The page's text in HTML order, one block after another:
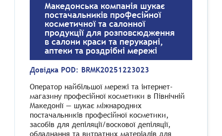
Македонська компанія шукає
постачальників професійної
косметичної та салонної
продукції для розповсюдження
в салони краси та перукарні,
аптеки та роздрібні мережі
Довідка POD: BRMK20251223023
Оператор найбільшої мережі та інтернет-
магазину професійної косметики в Північній
Македонії — шукає міжнародних
постачальників професійної косметики,
засобів для депіляції/воскової депіляції,
обладнання та витратних матеріалів для